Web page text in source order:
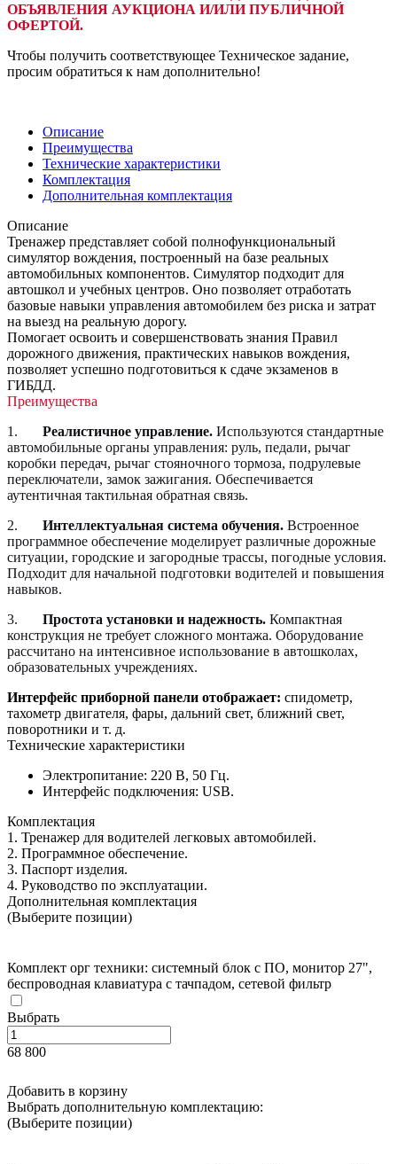
ОБЪЯВЛЕНИЯ АУКЦИОНА И/ИЛИ ПУБЛИЧНОЙ
ОФЕРТОЙ.
Чтобы получить соответствующее Техническое задание,
просим обратиться к нам дополнительно!
Описание
Преимущества
Технические характеристики
Комплектация
Дополнительная комплектация
Описание
Тренажер представляет собой полнофункциональный
симулятор вождения, построенный на базе реальных
автомобильных компонентов. Симулятор подходит для
автошкол и учебных центров. Оно позволяет отработать
базовые навыки управления автомобилем без риска и затрат
на выезд на реальную дорогу.
Помогает освоить и совершенствовать знания Правил
дорожного движения, практических навыков вождения,
позволяет успешно подготовиться к сдаче экзаменов в
ГИБДД.
Преимущества
1. Реалистичное управление. Используются стандартные
автомобильные органы управления: руль, педали, рычаг
коробки передач, рычаг стояночного тормоза, подрулевые
переключатели, замок зажигания. Обеспечивается
аутентичная тактильная обратная связь.
2. Интеллектуальная система обучения. Встроенное
программное обеспечение моделирует различные дорожные
ситуации, городские и загородные трассы, погодные условия.
Подходит для начальной подготовки водителей и повышения
навыков.
3. Простота установки и надежность. Компактная
конструкция не требует сложного монтажа. Оборудование
рассчитано на интенсивное использование в автошколах,
образовательных учреждениях.
Интерфейс приборной панели отображает: спидометр,
тахометр двигателя, фары, дальний свет, ближний свет,
поворотники и т. д.
Технические характеристики
Электропитание: 220 В, 50 Гц.
Интерфейс подключения: USB.
Комплектация
1. Тренажер для водителей легковых автомобилей.
2. Программное обеспечение.
3. Паспорт изделия.
4. Руководство по эксплуатации.
Дополнительная комплектация
(Выберите позиции)
Комплект орг техники: системный блок с ПО, монитор 27",
беспроводная клавиатура с тачпадом, сетевой фильтр
Выбрать
68 800
Добавить в корзину
Выбрать дополнительную комплектацию:
(Выберите позиции)